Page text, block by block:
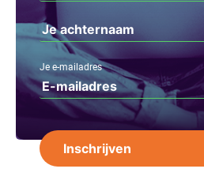
Je e-mailadres